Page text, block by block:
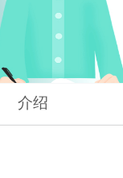
介绍